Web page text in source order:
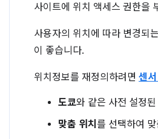
사이트에 위치 액세스 권한을
사용자의 위치에 따라 변경되
이 좋습니다.
위치정보를 재정의하려면 센서
도쿄와 같은 사전 설정
맞춤 위치 를 선택하여